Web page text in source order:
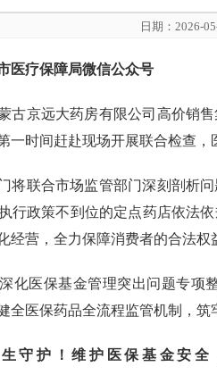
日期：2026-
医疗保障局微信公众号
古京远大药房有限公司高价销
一时间赶赴现场开展联合检查
将联合市场监管部门深刻剖析
行政策不到位的定点药店依法
经营，全力保障消费者的合法权
化医保基金管理突出问题专项
全医保药品全流程监管机制，筑
守护！维护医保基金安全，